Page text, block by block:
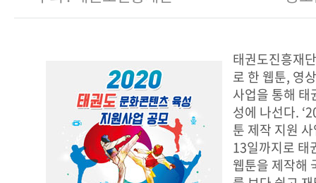
태권도진흥재
로 한 웹툰, 영
사업을 통해 태
성에 나선다.
툰 제작 지원
13일까지로 태
웹툰을 제작해